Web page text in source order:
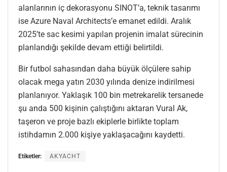
alanlarının iç dekorasyonu SINOT’a, teknik tasarımı
ise Azure Naval Architects’e emanet edildi. Aralık
2025’te sac kesimi yapılan projenin imalat sürecinin
planlandığı şekilde devam ettiği belirtildi.
Bir futbol sahasından daha büyük ölçülere sahip
olacak mega yatın 2030 yılında denize indirilmesi
planlanıyor. Yaklaşık 100 bin metrekarelik tersanede
şu anda 500 kişinin çalıştığını aktaran Vural Ak,
taşeron ve proje bazlı ekiplerle birlikte toplam
istihdamın 2.000 kişiye yaklaşacağını kaydetti.
Etiketler: AKYACHT